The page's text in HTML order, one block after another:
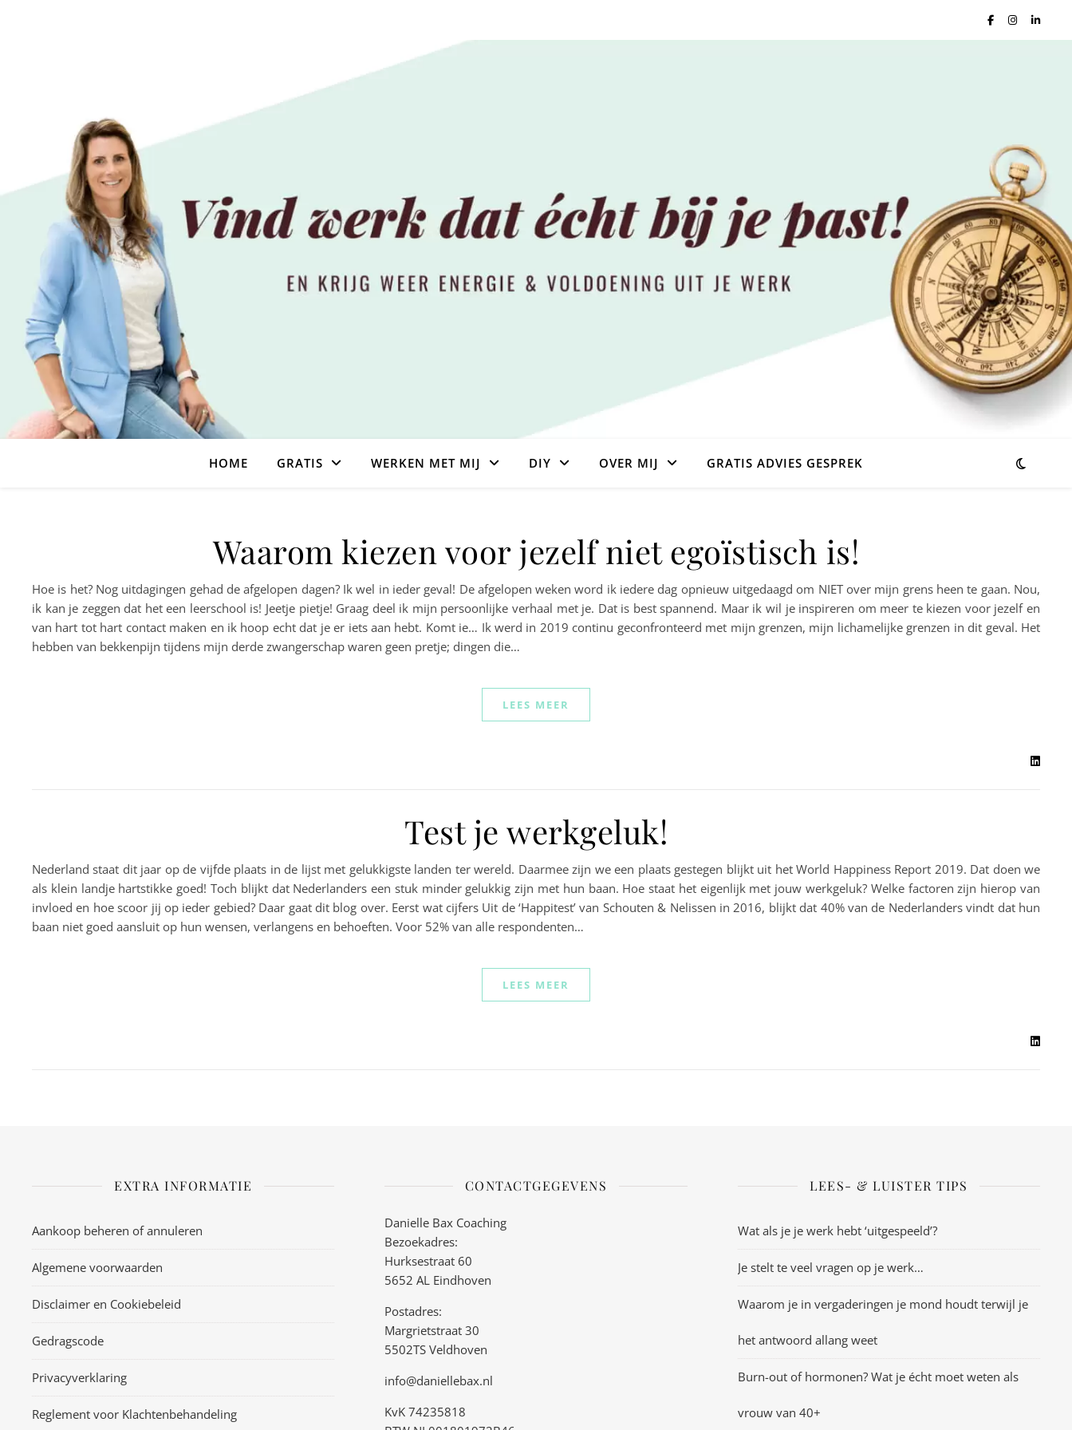
HOME GRATIS WERKEN MET MIJ DIY OVER MIJ GRATIS ADVIES GESPREK
Waarom kiezen voor jezelf niet egoïstisch is!
Hoe is het? Nog uitdagingen gehad de afgelopen dagen? Ik wel in ieder geval! De afgelopen weken word ik iedere dag opnieuw uitgedaagd om NIET over mijn grens heen te gaan. Nou,
ik kan je zeggen dat het een leerschool is! Jeetje pietje! Graag deel ik mijn persoonlijke verhaal met je. Dat is best spannend. Maar ik wil je inspireren om meer te kiezen voor jezelf en
van hart tot hart contact maken en ik hoop echt dat je er iets aan hebt. Komt ie… Ik werd in 2019 continu geconfronteerd met mijn grenzen, mijn lichamelijke grenzen in dit geval. Het
hebben van bekkenpijn tijdens mijn derde zwangerschap waren geen pretje; dingen die…
LEES MEER
Test je werkgeluk!
Nederland staat dit jaar op de vijfde plaats in de lijst met gelukkigste landen ter wereld. Daarmee zijn we een plaats gestegen blijkt uit het World Happiness Report 2019. Dat doen we
als klein landje hartstikke goed! Toch blijkt dat Nederlanders een stuk minder gelukkig zijn met hun baan. Hoe staat het eigenlijk met jouw werkgeluk? Welke factoren zijn hierop van
invloed en hoe scoor jij op ieder gebied? Daar gaat dit blog over. Eerst wat cijfers Uit de ‘Happitest’ van Schouten & Nelissen in 2016, blijkt dat 40% van de Nederlanders vindt dat hun
baan niet goed aansluit op hun wensen, verlangens en behoeften. Voor 52% van alle respondenten…
LEES MEER
EXTRA INFORMATIE
Aankoop beheren of annuleren
Algemene voorwaarden
Disclaimer en Cookiebeleid
Gedragscode
Privacyverklaring
Reglement voor Klachtenbehandeling
CONTACTGEGEVENS
Danielle Bax Coaching
Bezoekadres:
Hurksestraat 60
5652 AL Eindhoven
Postadres:
Margrietstraat 30
5502TS Veldhoven
info@daniellebax.nl
KvK 74235818
LEES- & LUISTER TIPS
Wat als je je werk hebt ‘uitgespeeld’?
Je stelt te veel vragen op je werk…
Waarom je in vergaderingen je mond houdt terwijl je
het antwoord allang weet
Burn-out of hormonen? Wat je écht moet weten als
vrouw van 40+